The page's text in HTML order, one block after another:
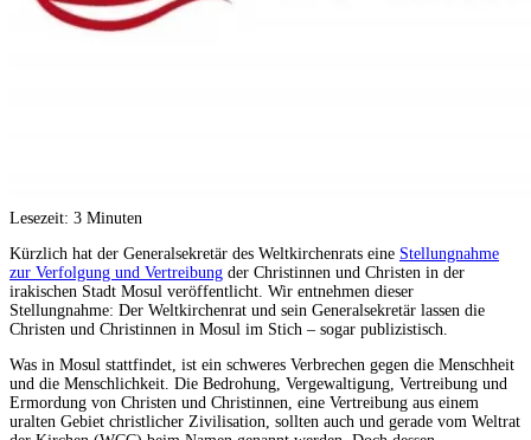
Lesezeit: 3 Minuten
Kürzlich hat der Generalsekretär des Weltkirchenrats eine Stellungnahme
zur Verfolgung und Vertreibung der Christinnen und Christen in der
irakischen Stadt Mosul veröffentlicht. Wir entnehmen dieser
Stellungnahme: Der Weltkirchenrat und sein Generalsekretär lassen die
Christen und Christinnen in Mosul im Stich – sogar publizistisch.
Was in Mosul stattfindet, ist ein schweres Verbrechen gegen die Menschheit
und die Menschlichkeit. Die Bedrohung, Vergewaltigung, Vertreibung und
Ermordung von Christen und Christinnen, eine Vertreibung aus einem
uralten Gebiet christlicher Zivilisation, sollten auch und gerade vom Weltrat